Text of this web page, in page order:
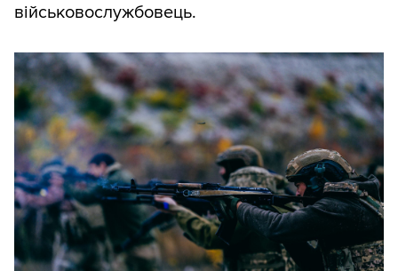
військовослужбовець.